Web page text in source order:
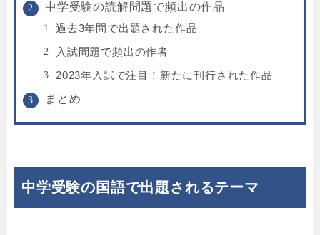
中学受験の読解問題で頻出の作品
過去3年間で出題された作品
入試問題で頻出の作者
2023年入試で注目！新たに刊行された作品
まとめ
中学受験の国語で出題されるテーマ